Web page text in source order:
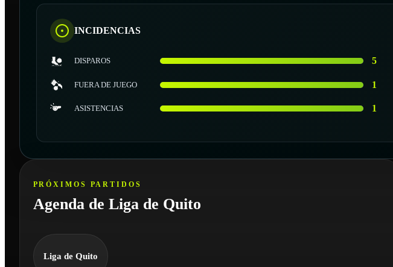
INCIDENCIAS
DISPAROS 5
FUERA DE JUEGO 1
ASISTENCIAS 1
PRÓXIMOS PARTIDOS
Agenda de Liga de Quito
Liga de Quito